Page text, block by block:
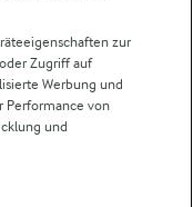
zur
Zugriff auf
Werbung und
Performance von
und